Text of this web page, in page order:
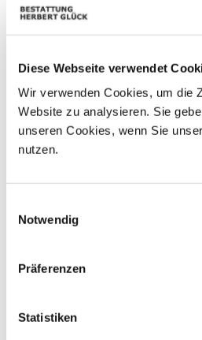
Diese Webseite verwendet
Wir verwenden Cookies, um die
Website zu analysieren. Sie
unseren Cookies, wenn Sie
nutzen.
Notwendig
Präferenzen
Statistiken
03 04 05 06
10 11 12 13
17 19
24 25 26 27